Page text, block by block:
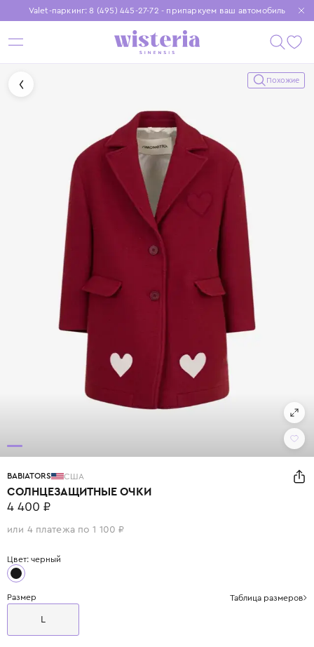
Valet-паркинг: 8 (495) 445-27-72 - припаркуем ваш автомобиль
Бесплатная доставка при заказе от 15 000 ₽
Установите приложение, чтобы покупки были еще удобнее
Похожие
BABIATORS США
СОЛНЦЕЗАЩИТНЫЕ ОЧКИ
4 400 ₽
или 4 платежа по 1 100 ₽
Цвет: черный
Размер Таблица размеров
L